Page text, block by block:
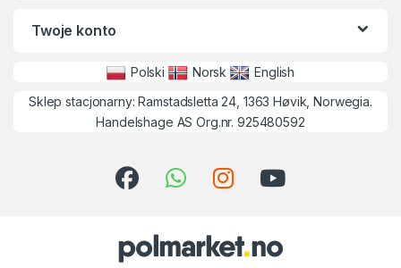
Twoje konto
Polski Norsk
English
Sklep stacjonarny: Ramstadsletta 24, 1363 Høvik, Norwegia.
Handelshage AS Org.nr. 925480592